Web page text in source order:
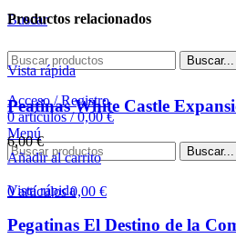
Buscar
Buscar...
Acceso / Registro
0artículos / 0,00€
Menú
Buscar...
0artículos 0,00 €
Productos relacionados
Vista rápida
Peatinas White Castle
6,00€
Añadir al carrito
Vista rápida
Pegatinas El Destino de la